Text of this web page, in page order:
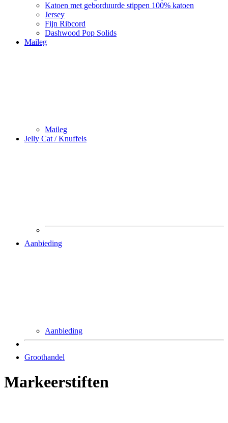
Katoen met geborduurde stippen 100% katoen
Jersey
Fijn Ribcord
Dashwood Pop Solids
Maileg
Maileg
Jelly Cat / Knuffels
Aanbieding
Aanbieding
Groothandel
Markeerstiften